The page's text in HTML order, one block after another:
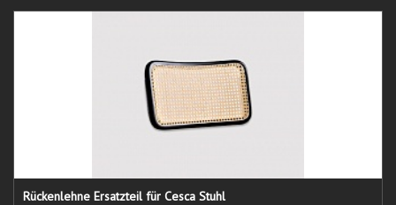
Rückenlehne Ersatzteil für Cesca Stuhl